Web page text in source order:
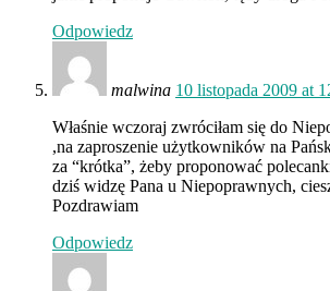
Odpowiedz
malwina 10 listopada 2009 at
Właśnie wczoraj zwróciłam się do
,na zaproszenie użytkowników na
za “krótka”, żeby proponować
dziś widzę Pana u Niepoprawnych,
Pozdrawiam
Odpowiedz